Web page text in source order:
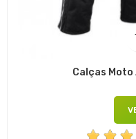
Calças Moto